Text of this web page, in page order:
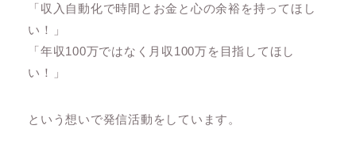
「収入自動化で時間とお金と心の余裕を持ってほし
い！」
「年収100万ではなく月収100万を目指してほし
い！」
という想いで発信活動をしています。